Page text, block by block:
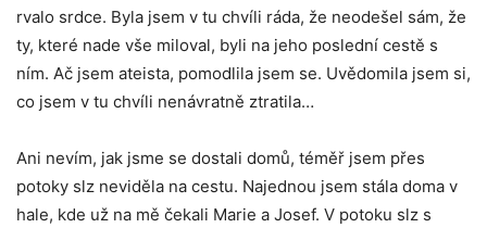
rvalo srdce. Byla jsem v tu chvíli ráda, že neodešel sám, že
ty, které nade vše miloval, byli na jeho poslední cestě s
ním. Ač jsem ateista, pomodlila jsem se. Uvědomila jsem si,
co jsem v tu chvíli nenávratně ztratila…
Ani nevím, jak jsme se dostali domů, téměř jsem přes
potoky slz neviděla na cestu. Najednou jsem stála doma v
hale, kde už na mě čekali Marie a Josef. V potoku slz s